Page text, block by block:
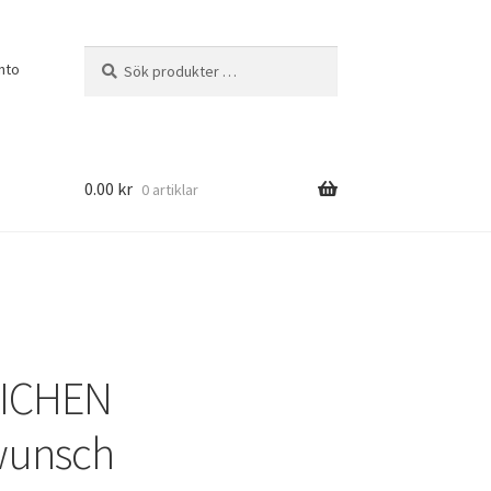
efter:
0.00 kr 0 artiklar